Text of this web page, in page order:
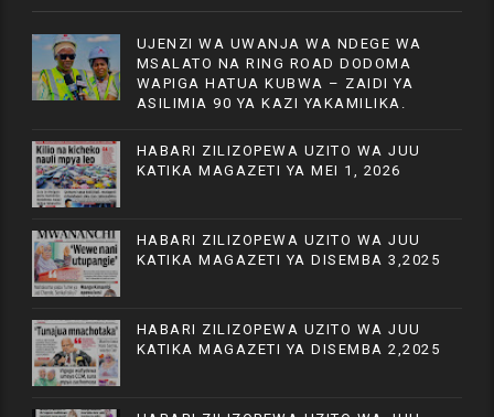
UJENZI WA UWANJA WA NDEGE WA
MSALATO NA RING ROAD DODOMA
WAPIGA HATUA KUBWA – ZAIDI YA
ASILIMIA 90 YA KAZI YAKAMILIKA.
HABARI ZILIZOPEWA UZITO WA JUU
KATIKA MAGAZETI YA MEI 1, 2026
HABARI ZILIZOPEWA UZITO WA JUU
KATIKA MAGAZETI YA DISEMBA 3,2025
HABARI ZILIZOPEWA UZITO WA JUU
KATIKA MAGAZETI YA DISEMBA 2,2025